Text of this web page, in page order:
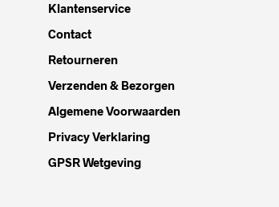
Klantenservice
Contact
Retourneren
Verzenden & Bezorgen
Algemene Voorwaarden
Privacy Verklaring
GPSR Wetgeving